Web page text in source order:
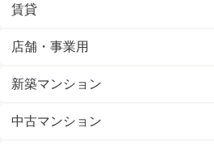
賃貸
店舗・事業用
新築マンション
中古マンション